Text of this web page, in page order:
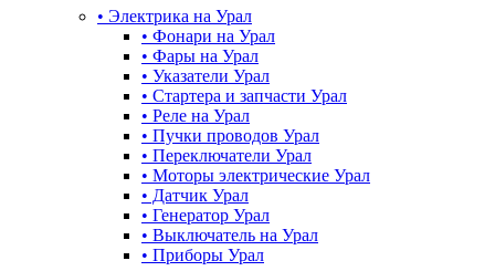
• Электрика на Урал
• Фонари на Урал
• Фары на Урал
• Указатели Урал
• Стартера и запчасти Урал
• Реле на Урал
• Пучки проводов Урал
• Переключатели Урал
• Моторы электрические Урал
• Датчик Урал
• Генератор Урал
• Выключатель на Урал
• Приборы Урал